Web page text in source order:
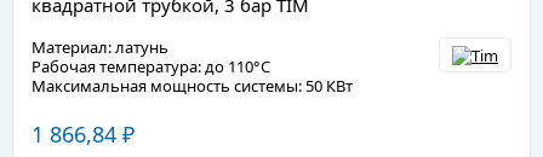
Материал: латунь
Рабочая температура: до 110°C
Максимальная мощность системы: 50 КВт
1 866,84 ₽